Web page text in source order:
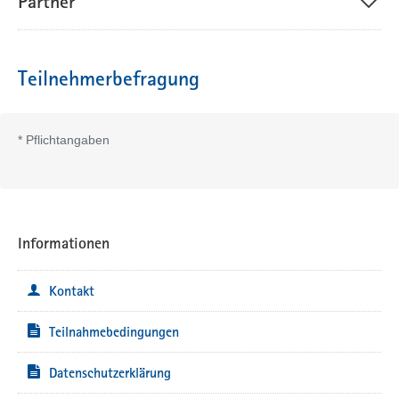
Teilnehmerbefragung
* Pflichtangaben
Informationen
Kontakt
Teilnahmebedingungen
Datenschutzerklärung